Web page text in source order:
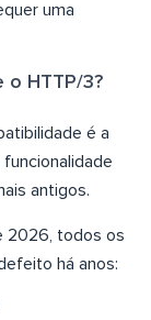
uma
HTTP/3?
é a
antigos.
2026, todos os
há anos: